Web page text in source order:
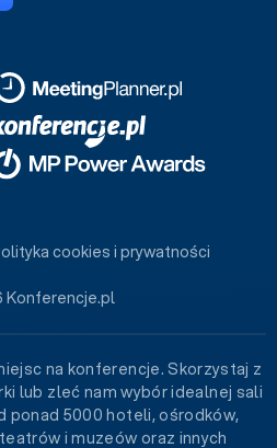
Konferencje.pl
cookies i prywatności
na konferencje. Skorzystaj z
lub zleć nam wybór idealnej sali
ponad 5000 hoteli, ośrodków,
i muzeów oraz innych